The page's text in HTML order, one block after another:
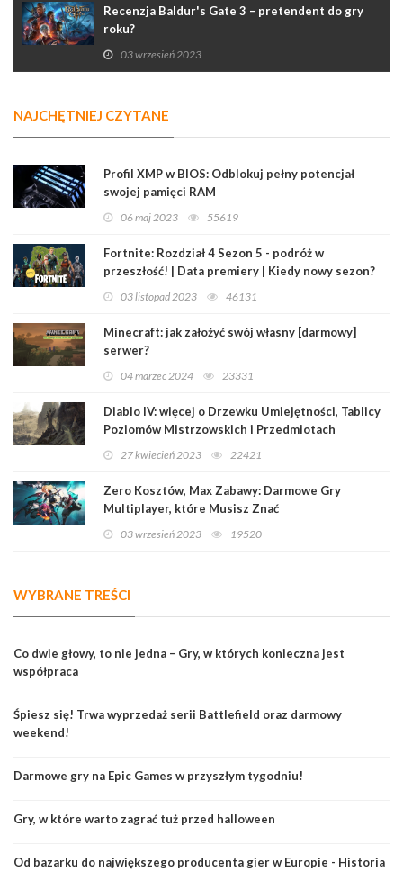
Recenzja Baldur's Gate 3 – pretendent do gry
roku?
03 wrzesień 2023
NAJCHĘTNIEJ CZYTANE
Profil XMP w BIOS: Odblokuj pełny potencjał
swojej pamięci RAM
06 maj 2023 55619
Fortnite: Rozdział 4 Sezon 5 - podróż w
przeszłość! | Data premiery | Kiedy nowy sezon?
03 listopad 2023 46131
Minecraft: jak założyć swój własny [darmowy]
serwer?
04 marzec 2024 23331
Diablo IV: więcej o Drzewku Umiejętności, Tablicy
Poziomów Mistrzowskich i Przedmiotach
27 kwiecień 2023 22421
Zero Kosztów, Max Zabawy: Darmowe Gry
Multiplayer, które Musisz Znać
03 wrzesień 2023 19520
WYBRANE TREŚCI
Co dwie głowy, to nie jedna – Gry, w których konieczna jest
współpraca
Śpiesz się! Trwa wyprzedaż serii Battlefield oraz darmowy
weekend!
Darmowe gry na Epic Games w przyszłym tygodniu!
Gry, w które warto zagrać tuż przed halloween
Od bazarku do największego producenta gier w Europie - Historia